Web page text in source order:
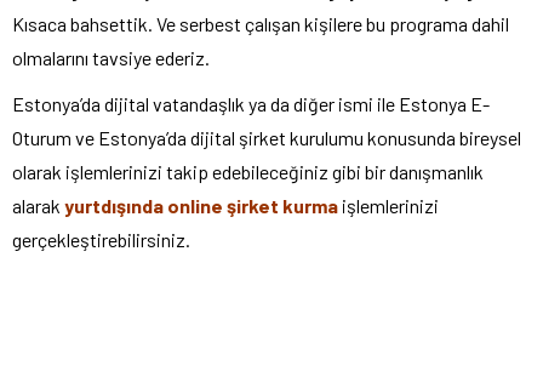
Kısaca bahsettik. Ve serbest çalışan kişilere bu programa dahil
olmalarını tavsiye ederiz.
Estonya’da dijital vatandaşlık ya da diğer ismi ile Estonya E-
Oturum ve Estonya’da dijital şirket kurulumu konusunda bireysel
olarak işlemlerinizi takip edebileceğiniz gibi bir danışmanlık
alarak yurtdışında online şirket kurma işlemlerinizi
gerçekleştirebilirsiniz.